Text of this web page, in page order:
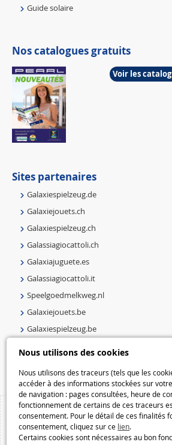
Nous utilisons des cookies
Nous utilisons des traceurs (tels que les
accéder à des informations stockées sur
de navigation : pages consultées, heure de
fonctionnement de certains de ces traceurs
consentement. Pour le détail de ces finalités
consentement, cliquez sur ce lien.
Certains cookies sont nécessaires au bon
Guide solaire
Nos catalogues gratuits
Voir les
Sites partenaires
Galaxiespielzeug.de
Galaxiejouets.ch
Galaxiespielzeug.ch
Galassiagiocattoli.ch
Galaxiajuguete.es
Galassiagiocattoli.it
Speelgoedmelkweg.nl
Galaxiejouets.be
Galaxiespielzeug.be